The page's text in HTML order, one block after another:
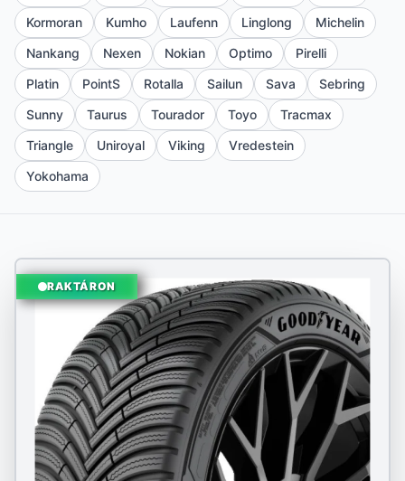
Kormoran
Kumho Laufenn Linglong
Michelin
Nankang
Nexen Nokian Optimo
Pirelli
Platin
PointS Rotalla Sailun Sava
Sebring
Sunny
Taurus Tourador Toyo
Tracmax
Triangle
Uniroyal Viking
Vredestein
Yokohama
RAKTÁRON